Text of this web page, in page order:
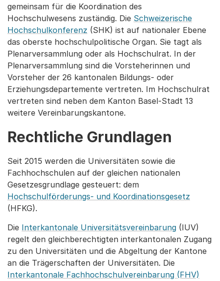
gemeinsam für die Koordination des
Hochschulwesens zuständig. Die Schweizerische
Hochschulkonferenz (SHK) ist auf nationaler Ebene
das oberste hochschulpolitische Organ. Sie tagt als
Plenarversammlung oder als Hochschulrat. In der
Plenarversammlung sind die Vorsteherinnen und
Vorsteher der 26 kantonalen Bildungs- oder
Erziehungsdepartemente vertreten. Im Hochschulrat
vertreten sind neben dem Kanton Basel-Stadt 13
weitere Vereinbarungskantone.
Rechtliche Grundlagen
Seit 2015 werden die Universitäten sowie die
Fachhochschulen auf der gleichen nationalen
Gesetzesgrundlage gesteuert: dem
Hochschulförderungs- und Koordinationsgesetz
(HFKG).
Die Interkantonale Universitätsvereinbarung (IUV)
regelt den gleichberechtigten interkantonalen Zugang
zu den Universitäten und die Abgeltung der Kantone
an die Trägerschaften der Universitäten. Die
Interkantonale Fachhochschulvereinbarung (FHV)